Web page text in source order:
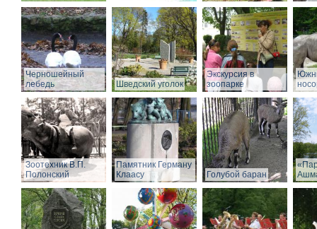
Черношейный
лебедь
Шведский уголок
Экскурсия в
зоопарке
Зоотехник В.П.
Полонский
Памятник Герману
Клаасу
Голубой баран